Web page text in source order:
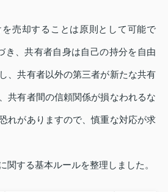
売却することは原則として可能で
き、共有者自身は自己の持分を自由
、共有者以外の第三者が新たな共有
共有者間の信頼関係が損なわれるな
れがありますので、慎重な対応が求
関する基本ルールを整理しました。